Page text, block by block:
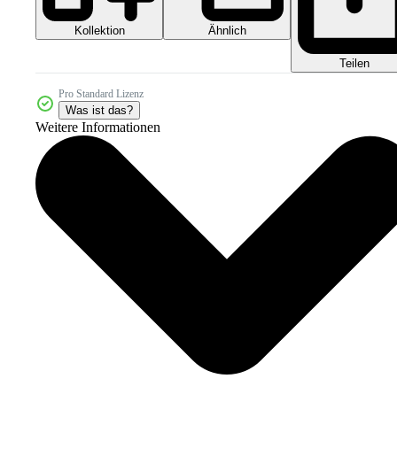
Kollektion Ähnlich
Teilen
Pro Standard Lizenz
Was ist das?
Weitere Informationen